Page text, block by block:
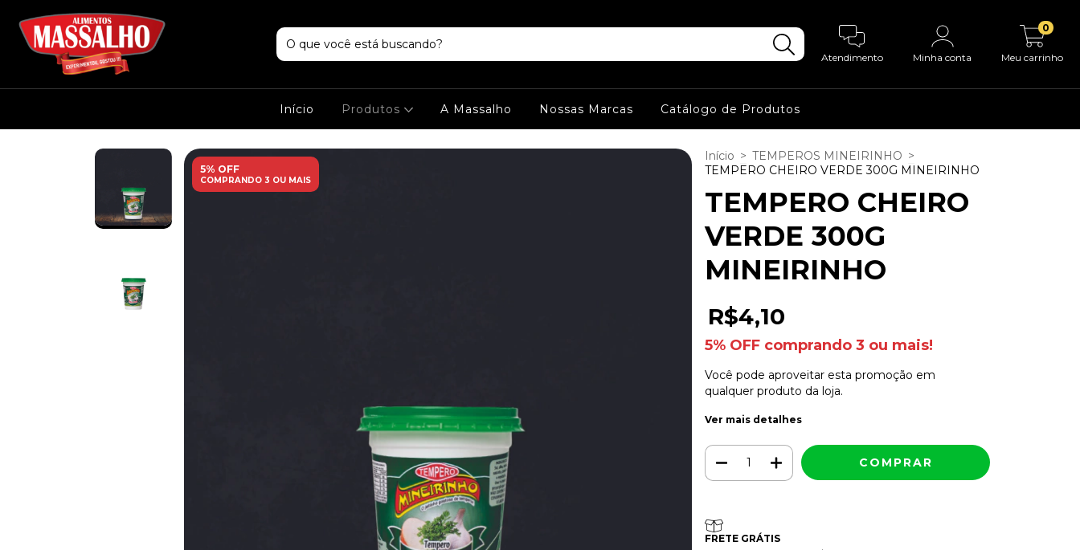
Atendimento Minha conta Meu carrinho
0
Início Produtos A Massalho Nossas Marcas Catálogo de Produtos
5% OFF
COMPRANDO 3 OU MAIS
Início > TEMPEROS MINEIRINHO >
TEMPERO CHEIRO VERDE 300G MINEIRINHO
TEMPERO CHEIRO
VERDE 300G
MINEIRINHO
R$4,10
5% OFF comprando 3 ou mais!
Você pode aproveitar esta promoção em
qualquer produto da loja.
Ver mais detalhes
FRETE GRÁTIS